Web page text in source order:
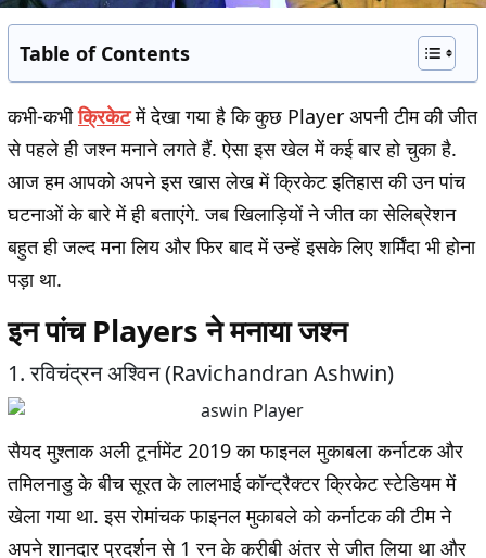
Table of Contents
कभी-कभीक्रिकेटमें देखा गया है कि कुछ Player अपनी टीम की जीत
से पहले ही जश्न मनाने लगते हैं. ऐसा इस खेल में कई बार हो चुका है.
आज हम आपको अपने इस खास लेख में क्रिकेट इतिहास की उन पांच
घटनाओं के बारे में ही बताएंगे. जब खिलाड़ियों ने जीत का सेलिब्रेशन
बहुत ही जल्द मना लिय और फिर बाद में उन्हें इसके लिए शर्मिंदा भी होना
पड़ा था.
इन पांच Players ने मनाया जश्न
1. रविचंद्रन अश्विन (Ravichandran Ashwin)
सैयद मुश्ताक अली टूर्नामेंट 2019 का फाइनल मुकाबला कर्नाटक और
तमिलनाडु के बीच सूरत के लालभाई कॉन्ट्रैक्टर क्रिकेट स्टेडियम में
खेला गया था. इस रोमांचक फाइनल मुकाबले को कर्नाटक की टीम ने
अपने शानदार प्रदर्शन से 1 रन के करीबी अंतर से जीत लिया था और